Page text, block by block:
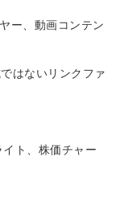
ー、動画コンテン
はないリンクファ
イト、株価チャー